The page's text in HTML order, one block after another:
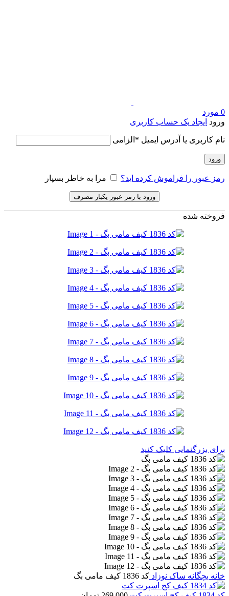
0 مورد
ورود ایجاد یک حساب کاربری
نام کاربری یا آدرس ایمیل * الزامی
ورود
رمز عبور را فراموش کرده اید؟ مرا به خاطر بسپار
ورود با رمز عبور یکبار مصرف
فروخته شده
برای بزرگنمایی کلیک کنید
خانه بچگانه ساک نوزاد کد 1836 کیف مامی بگ